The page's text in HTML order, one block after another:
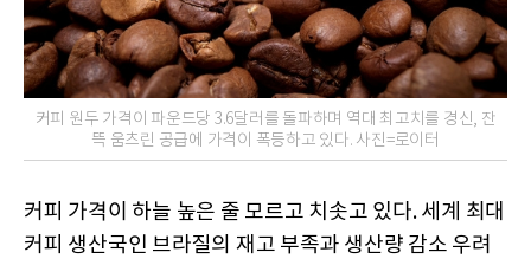
커피 원두 가격이 파운드당 3.6달러를 돌파하며 역대 최고치를 경신, 잔
뜩 움츠린 공급에 가격이 폭등하고 있다. 사진=로이터
커피 가격이 하늘 높은 줄 모르고 치솟고 있다. 세계 최대
커피 생산국인 브라질의 재고 부족과 생산량 감소 우려